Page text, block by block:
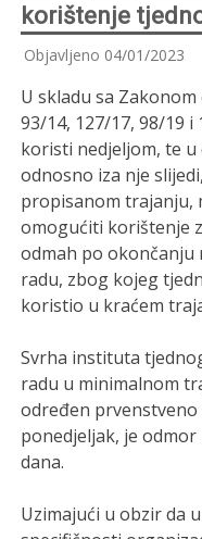
korištenje
Objavljeno 04/01/2023
U skladu sa
93/14, 127/17, 98/19
koristi nedjeljom, te
odnosno iza nje
propisanom trajanju,
omogućiti korištenje
odmah po okončanju
radu, zbog kojeg
koristio u kraćem
Svrha instituta
radu u minimalnom
određen
ponedjeljak, je
dana.
Uzimajući u obzir da